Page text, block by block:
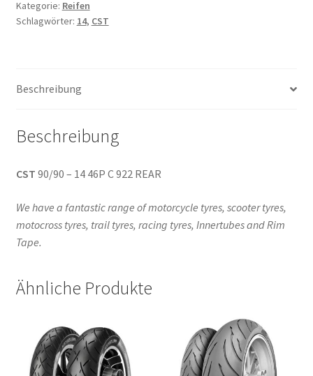
Kategorie: Reifen
Schlagwörter: 14, CST
Beschreibung
Beschreibung
CST 90/90 – 14 46P C 922 REAR
We have a fantastic range of motorcycle tyres, scooter tyres,
motocross tyres, trail tyres, racing tyres, Innertubes and Rim
Tape.
Ähnliche Produkte